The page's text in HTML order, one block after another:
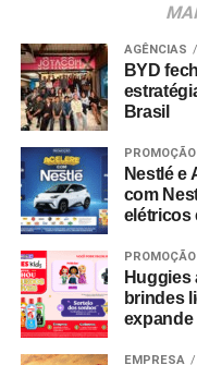
no canal oficial da
de R$ 3.950,00. As
evento serão
nos próximos meses.
AGÊNCIAS
BYD
Brasil
PROMOÇÃO
Nestlé e
com
elétricos
PROMOÇÃO
brindes
EMPRESA